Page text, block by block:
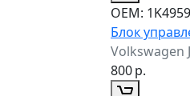
ОЕМ:
Блок
Volkswagen
800р.